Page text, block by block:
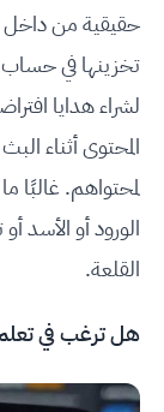
حقيقية من داخل
لشراء هدايا
المحتوى أثناء
لمحتواهم. غالبًا
الورود أو الأسد
القلعة.
هل ترغب في